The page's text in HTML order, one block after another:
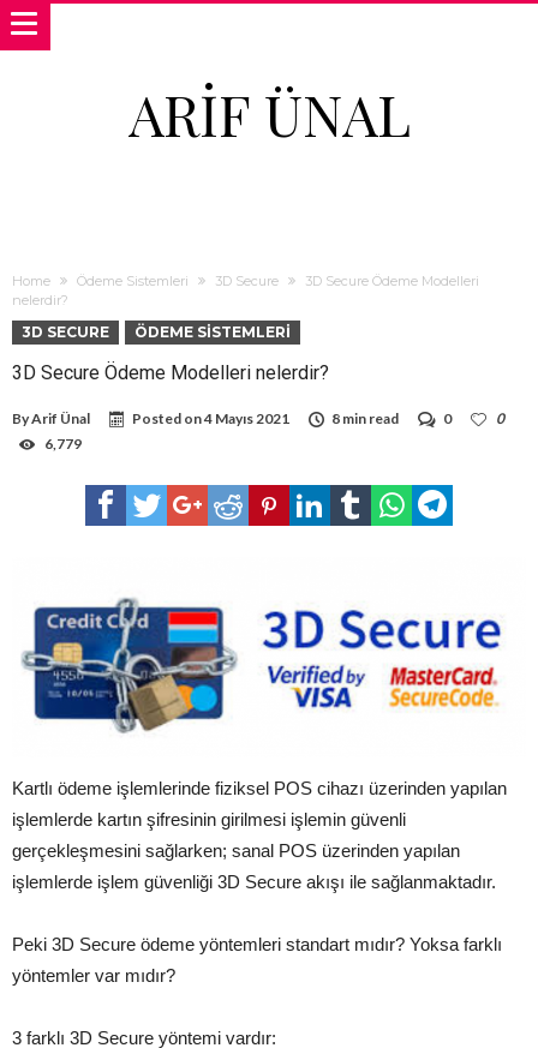
ARIF ÜNAL
Home Ödeme Sistemleri 3D Secure
3D Secure Ödeme Modelleri
nelerdir?
3D SECURE ÖDEME SISTEMLERI
3D Secure Ödeme Modelleri nelerdir?
ByArif Ünal Posted on4 Mayıs 2021 8 min read 0
0
6,779
Kartlı ödeme işlemlerinde fiziksel POS cihazı üzerinden yapılan
işlemlerde kartın şifresinin girilmesi işlemin güvenli
gerçekleşmesini sağlarken; sanal POS üzerinden yapılan
işlemlerde işlem güvenliği 3D Secure akışı ile sağlanmaktadır.
Peki 3D Secure ödeme yöntemleri standart mıdır? Yoksa farklı
yöntemler var mıdır?
3 farklı 3D Secure yöntemi vardır: